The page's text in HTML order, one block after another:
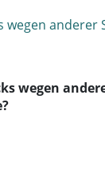
wegen